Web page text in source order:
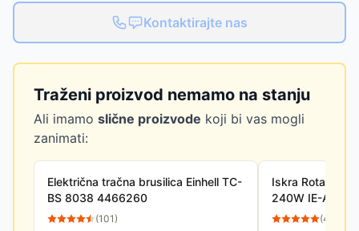
Kontaktirajte nas
Traženi proizvod nemamo na stanju
Ali imamo slične proizvode koji bi vas mogli
zanimati:
Električna tračna brusilica Einhell TC-
BS 8038 4466260
(101)
Iskra
240W IE-AJ8-
(44